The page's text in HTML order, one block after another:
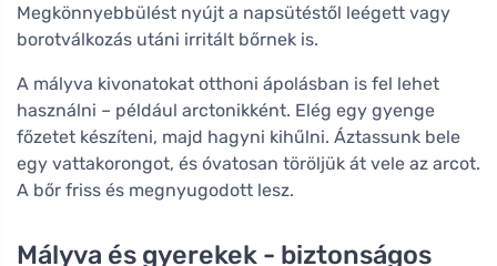
Megkönnyebbülést nyújt a napsütéstől leégett vagy
borotválkozás utáni irritált bőrnek is.
A mályva kivonatokat otthoni ápolásban is fel lehet
használni – például arctonikként. Elég egy gyenge
főzetet készíteni, majd hagyni kihűlni. Áztassunk bele
egy vattakorongot, és óvatosan töröljük át vele az arcot.
A bőr friss és megnyugodott lesz.
Mályva és gyerekek - biztonságos